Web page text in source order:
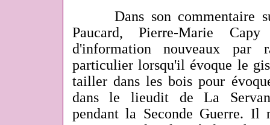
Dans son commentaire
Paucard, Pierre-Marie
d'information nouveaux par
particulier lorsqu'il évoque le
tailler dans les bois pour
dans le lieudit de La
pendant la Seconde Guerre. Il